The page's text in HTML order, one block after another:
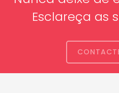
Esclareça as